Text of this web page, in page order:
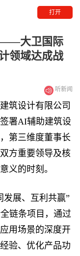
打开
——大卫国际
领域达成战
听新闻
筑设计有限公司
署AI辅助建筑设
第三维度董事长
方重要领导及核
义的时刻。
发展、互利共赢”
链条项目，通过
用场景的深度开
验、优化产品功